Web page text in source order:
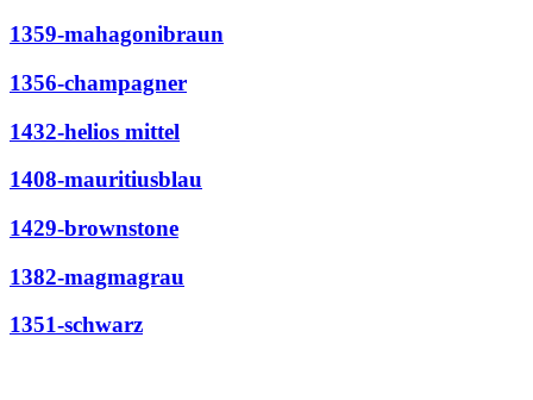
1359-mahagonibraun
1356-champagner
1432-helios mittel
1408-mauritiusblau
1429-brownstone
1382-magmagrau
1351-schwarz